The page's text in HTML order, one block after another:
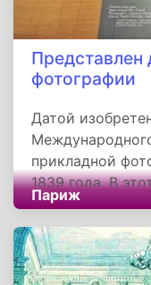
Представлен
фотографии
Датой
прикладной
1839 года. В
Франсуа Араго
дагеротипии на
академии наук.
Париж